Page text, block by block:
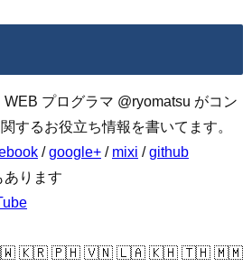
WEB プログラマ @ryomatsu がコン
するお役立ち情報を書いてます。
/google+ / mixi /github
あります
🇰🇷 🇵🇭 🇻🇳 🇱🇦 🇰🇭 🇹🇭 🇲🇲